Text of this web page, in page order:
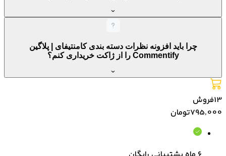
چرا باید افزونه نظرات دسته بندی کامنتیفای | پلاگین
Commentify را از ژاکت خریداری کنم؟
13فروش
795٬000تومان